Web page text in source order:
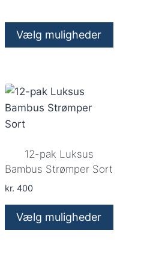
Vælg muligheder
har
flere
varianter.
vælges
på
12-pak Luksus
Bambus Strømper Sort
kr. 400
Vælg muligheder